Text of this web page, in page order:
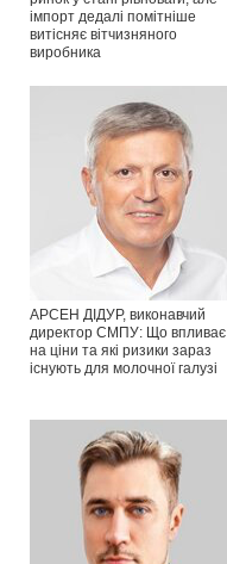
імпорт дедалі помітніше
витісняє вітчизняного
виробника
АРСЕН ДІДУР, виконавчий
директор СМПУ: Що впливає
на ціни та які ризики зараз
існують для молочної галузі